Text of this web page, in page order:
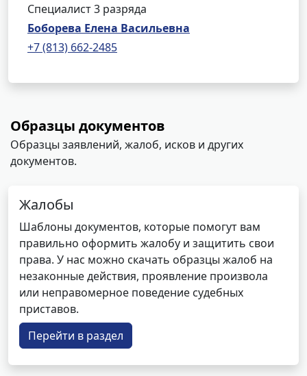
Специалист 3 разряда
Боборева Елена Васильевна
+7 (813) 662-2485
Образцы документов
Образцы заявлений, жалоб, исков и других
документов.
Жалобы
Шаблоны документов, которые помогут вам
правильно оформить жалобу и защитить свои
права. У нас можно скачать образцы жалоб на
незаконные действия, проявление произвола
или неправомерное поведение судебных
приставов.
Перейти в раздел